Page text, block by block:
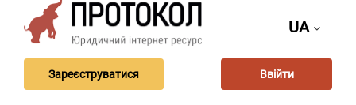
UA
Зареєструватися Ввійти